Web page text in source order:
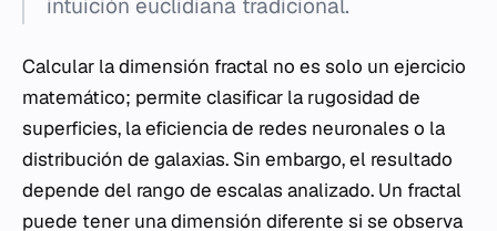
intuición euclidiana tradicional.
Calcular la dimensión fractal no es solo un ejercicio
matemático; permite clasificar la rugosidad de
superficies, la eficiencia de redes neuronales o la
distribución de galaxias. Sin embargo, el resultado
depende del rango de escalas analizado. Un fractal
puede tener una dimensión diferente si se observa